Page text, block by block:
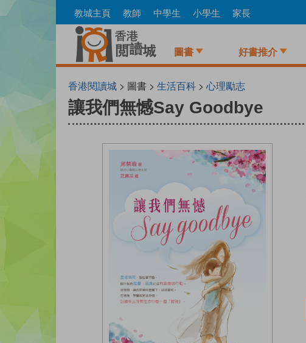
to
教城主頁 教師 中學生 小學生 家長
圖書 好書推介
香港閱讀城> 圖書 > 生活百科> 心理勵志
讓我們無憾Say Goodbye